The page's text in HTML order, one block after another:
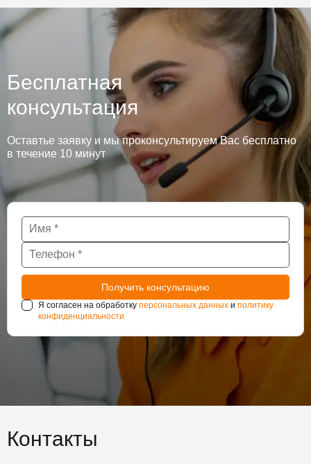
Бесплатная
консультация
Оставтье заявку и мы проконсультируем Вас бесплатно
в течение 10 минут
Я согласен на обработку персональных данных и политику
конфиденциальности
Контакты